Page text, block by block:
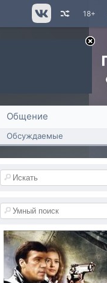
18+
Общение
Обсуждаемые